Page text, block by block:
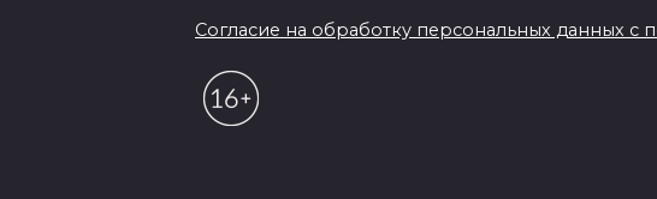
Согласие на обработку персональных данных